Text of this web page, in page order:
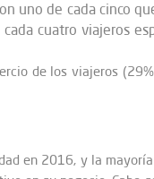
uno de cada cinco
cuatro viajeros
de los viajeros
en 2016, y la